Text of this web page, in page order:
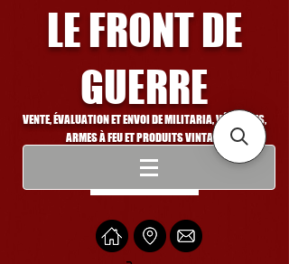
LE FRONT DE
GUERRE
VENTE, ÉVALUATION ET ENVOI DE MILITARIA, VÉHICULES,
ARMES À FEU ET PRODUITS VINTAGE
Se connecter